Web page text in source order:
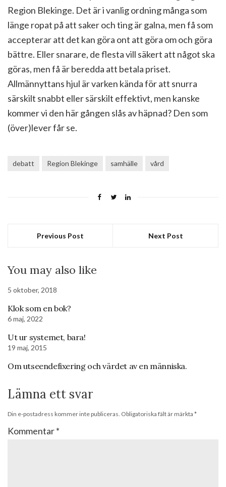
Region Blekinge. Det är i vanlig ordning många som
länge ropat på att saker och ting är galna, men få som
accepterar att det kan göra ont att göra om och göra
bättre. Eller snarare, de flesta vill säkert att något ska
göras, men få är beredda att betala priset.
Allmännyttans hjul är varken kända för att snurra
särskilt snabbt eller särskilt effektivt, men kanske
kommer vi den här gången slås av häpnad? Den som
(över)lever får se.
debatt Region Blekinge samhälle vård
Previous Post Next Post
You may also like
5 oktober, 2018
Klok som en bok?
6 maj, 2022
Ut ur systemet, bara!
19 maj, 2015
Om utseendefixering och värdet av en människa.
Lämna ett svar
Din e-postadress kommer inte publiceras. Obligatoriska fält är märkta *
Kommentar*